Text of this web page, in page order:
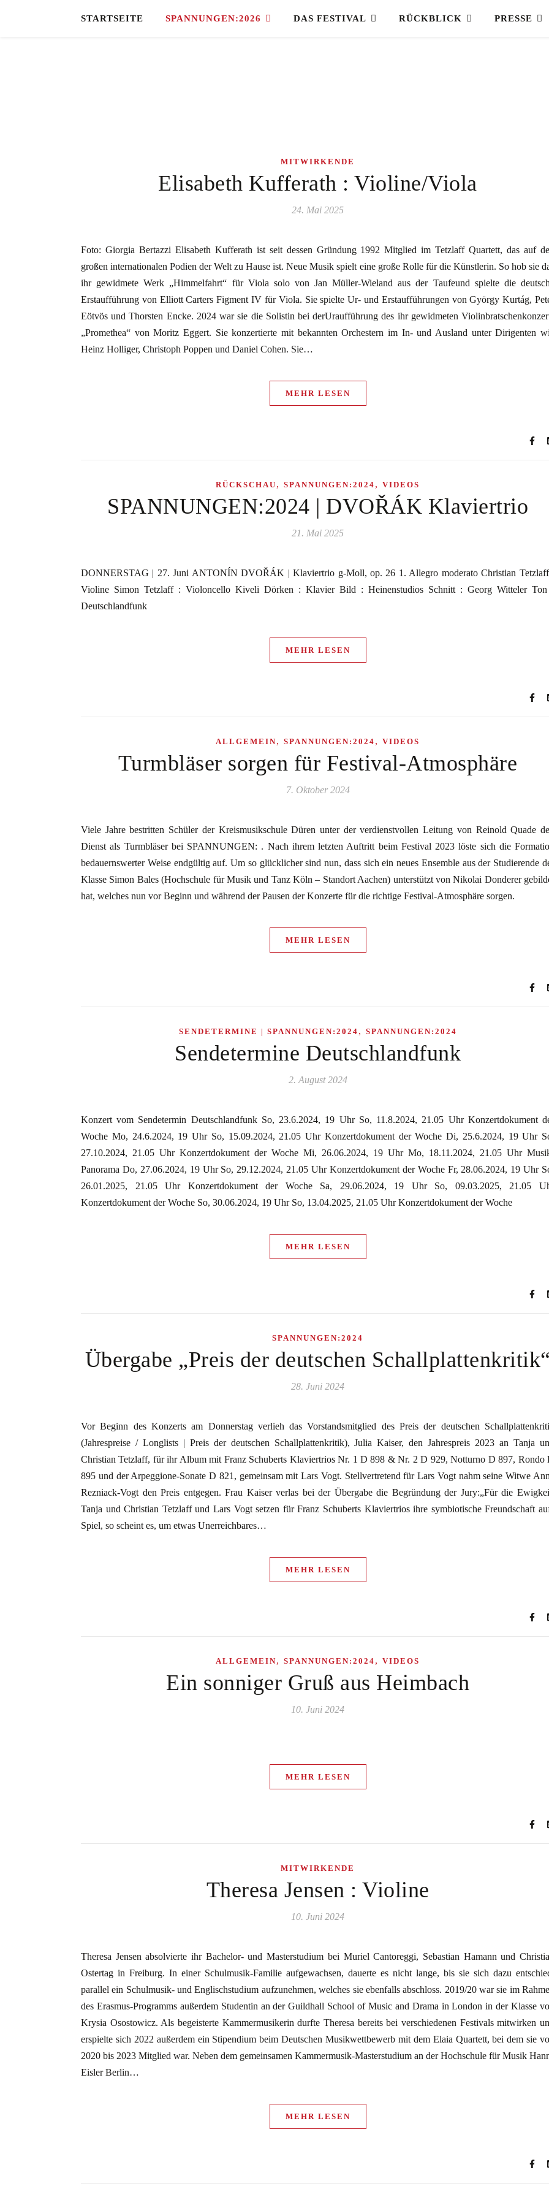
STARTSEITE SPANNUNGEN:2026 DAS FESTIVAL RÜCKBLICK PRESSE
MITWIRKENDE
Elisabeth Kufferath : Violine/Viola
24. Mai 2025
Foto: Giorgia Bertazzi Elisabeth Kufferath ist seit dessen Gründung 1992 Mitglied im Tetzlaff Quartett, das auf
großen internationalen Podien der Welt zu Hause ist. Neue Musik spielt eine große Rolle für die Künstlerin. So hob sie
ihr gewidmete Werk „Himmelfahrt“ für Viola solo von Jan Müller-Wieland aus der Taufeund spielte die
Erstaufführung von Elliott Carters Figment IV für Viola. Sie spielte Ur- und Erstaufführungen von György Kurtág,
Eötvös und Thorsten Encke. 2024 war sie die Solistin bei derUraufführung des ihr gewidmeten
„Promethea“ von Moritz Eggert. Sie konzertierte mit bekannten Orchestern im In- und Ausland unter Dirigenten
Heinz Holliger, Christoph Poppen und Daniel Cohen. Sie…
MEHR LESEN
RÜCKSCHAU , SPANNUNGEN:2024 , VIDEOS
SPANNUNGEN:2024 | DVOŘÁK Klaviertrio
21. Mai 2025
DONNERSTAG | 27. Juni ANTONÍN DVOŘÁK | Klaviertrio g-Moll, op. 26 1. Allegro moderato Christian
Violine Simon Tetzlaff : Violoncello Kiveli Dörken : Klavier Bild : Heinenstudios Schnitt : Georg Witteler
Deutschlandfunk
MEHR LESEN
ALLGEMEIN, SPANNUNGEN:2024 , VIDEOS
Turmbläser sorgen für Festival-Atmosphäre
7. Oktober 2024
Viele Jahre bestritten Schüler der Kreismusikschule Düren unter der verdienstvollen Leitung von Reinold Quade
Dienst als Turmbläser bei SPANNUNGEN: . Nach ihrem letzten Auftritt beim Festival 2023 löste sich die
bedauernswerter Weise endgültig auf. Um so glücklicher sind nun, dass sich ein neues Ensemble aus der Studierende
Klasse Simon Bales (Hochschule für Musik und Tanz Köln – Standort Aachen) unterstützt von Nikolai Donderer
hat, welches nun vor Beginn und während der Pausen der Konzerte für die richtige Festival-Atmosphäre sorgen.
MEHR LESEN
SENDETERMINE | SPANNUNGEN:2024 , SPANNUNGEN:2024
Sendetermine Deutschlandfunk
2. August 2024
Konzert vom Sendetermin Deutschlandfunk So, 23.6.2024, 19 Uhr So, 11.8.2024, 21.05 Uhr Konzertdokument
Woche Mo, 24.6.2024, 19 Uhr So, 15.09.2024, 21.05 Uhr Konzertdokument der Woche Di, 25.6.2024, 19 Uhr
27.10.2024, 21.05 Uhr Konzertdokument der Woche Mi, 26.06.2024, 19 Uhr Mo, 18.11.2024, 21.05 Uhr
Panorama Do, 27.06.2024, 19 Uhr So, 29.12.2024, 21.05 Uhr Konzertdokument der Woche Fr, 28.06.2024, 19 Uhr
26.01.2025, 21.05 Uhr Konzertdokument der Woche Sa, 29.06.2024, 19 Uhr So, 09.03.2025, 21.05
Konzertdokument der Woche So, 30.06.2024, 19 Uhr So, 13.04.2025, 21.05 Uhr Konzertdokument der Woche
MEHR LESEN
SPANNUNGEN:2024
Übergabe „Preis der deutschen Schallplattenkritik“
28. Juni 2024
Vor Beginn des Konzerts am Donnerstag verlieh das Vorstandsmitglied des Preis der deutschen
(Jahrespreise / Longlists | Preis der deutschen Schallplattenkritik), Julia Kaiser, den Jahrespreis 2023 an Tanja
Christian Tetzlaff, für ihr Album mit Franz Schuberts Klaviertrios Nr. 1 D 898 & Nr. 2 D 929, Notturno D 897, Rondo
895 und der Arpeggione-Sonate D 821, gemeinsam mit Lars Vogt. Stellvertretend für Lars Vogt nahm seine Witwe
Rezniack-Vogt den Preis entgegen. Frau Kaiser verlas bei der Übergabe die Begründung der Jury:„Für die
Tanja und Christian Tetzlaff und Lars Vogt setzen für Franz Schuberts Klaviertrios ihre symbiotische Freundschaft
Spiel, so scheint es, um etwas Unerreichbares…
MEHR LESEN
ALLGEMEIN, SPANNUNGEN:2024 , VIDEOS
Ein sonniger Gruß aus Heimbach
10. Juni 2024
MEHR LESEN
MITWIRKENDE
Theresa Jensen : Violine
10. Juni 2024
Theresa Jensen absolvierte ihr Bachelor- und Masterstudium bei Muriel Cantoreggi, Sebastian Hamann und
Ostertag in Freiburg. In einer Schulmusik-Familie aufgewachsen, dauerte es nicht lange, bis sie sich dazu
parallel ein Schulmusik- und Englischstudium aufzunehmen, welches sie ebenfalls abschloss. 2019/20 war sie im
des Erasmus-Programms außerdem Studentin an der Guildhall School of Music and Drama in London in der Klasse
Krysia Osostowicz. Als begeisterte Kammermusikerin durfte Theresa bereits bei verschiedenen Festivals mitwirken
erspielte sich 2022 außerdem ein Stipendium beim Deutschen Musikwettbewerb mit dem Elaia Quartett, bei dem sie
2020 bis 2023 Mitglied war. Neben dem gemeinsamen Kammermusik-Masterstudium an der Hochschule für Musik
Eisler Berlin…
MEHR LESEN